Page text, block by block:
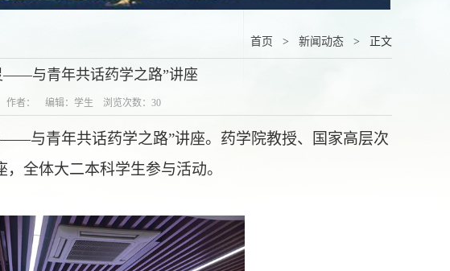
首页 > 新闻动态 > 正文
——与青年共话药学之路”讲座
作者： 编辑：学生 浏览次数： 30
与青年共话药学之路”讲座。药学院教授、国家高层次
全体大二本科学生参与活动。